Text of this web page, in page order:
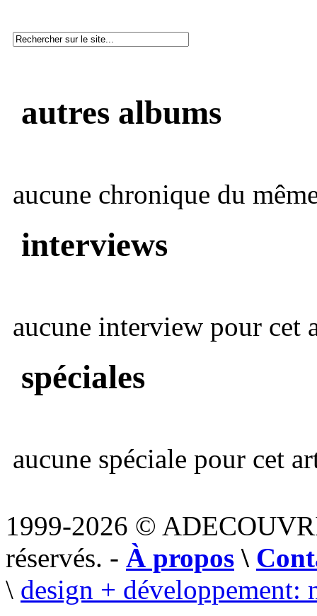
autres albums
aucune chronique du
interviews
aucune interview pour cet
spéciales
aucune spéciale pour cet
1999-2026 ©
réservés. - À propos \
\ design + développement: